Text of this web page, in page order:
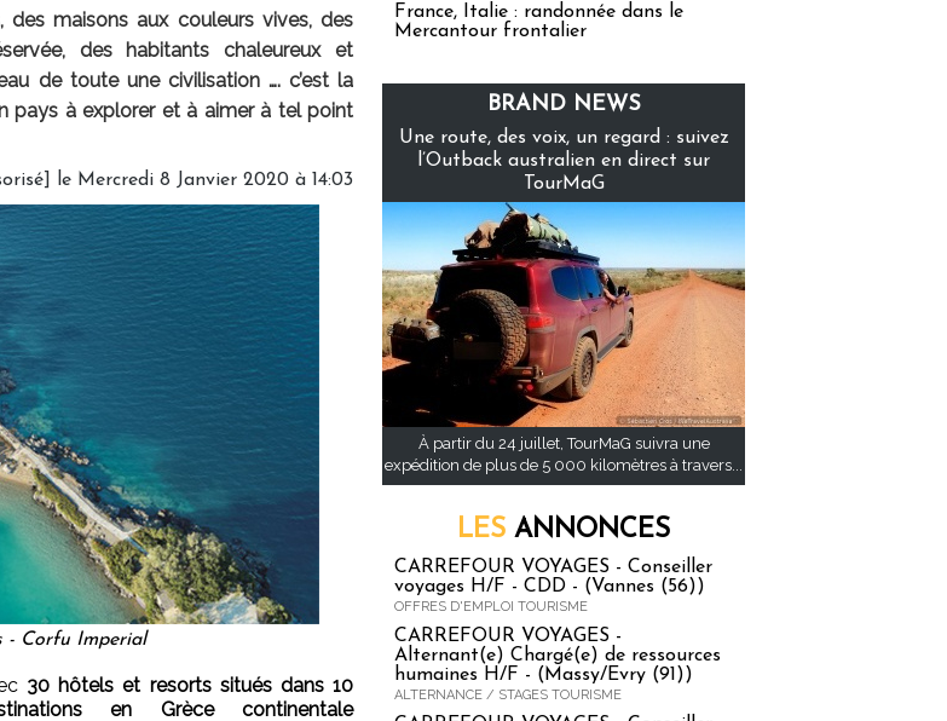
maisons aux couleurs vives, des
des habitants chaleureux et
de toute une civilisation …. c’est la
pays à explorer et à aimer à tel point
le Mercredi 8 Janvier 2020 à 14:03
- Corfu Imperial
30 hôtels et resorts situés dans 10
en Grèce continentale
France, Italie : randonnée dans le
Mercantour frontalier
BRAND NEWS
Une route, des voix, un regard : suivez
l’Outback australien en direct sur
TourMaG
À partir du 24 juillet, TourMaG suivra une
expédition de plus de 5 000 kilomètres à travers...
LES ANNONCES
CARREFOUR VOYAGES - Conseiller
voyages H/F - CDD - (Vannes (56))
OFFRES D'EMPLOI TOURISME
CARREFOUR VOYAGES -
Alternant(e) Chargé(e) de ressources
humaines H/F - (Massy/Evry (91))
ALTERNANCE / STAGES TOURISME